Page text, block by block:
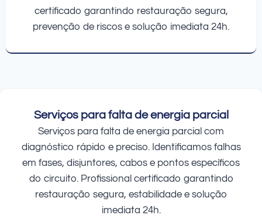
certificado garantindo restauração segura,
prevenção de riscos e solução imediata 24h.
Serviços para falta de energia parcial
Serviços para falta de energia parcial com
diagnóstico rápido e preciso. Identificamos falhas
em fases, disjuntores, cabos e pontos específicos
do circuito. Profissional certificado garantindo
restauração segura, estabilidade e solução
imediata 24h.